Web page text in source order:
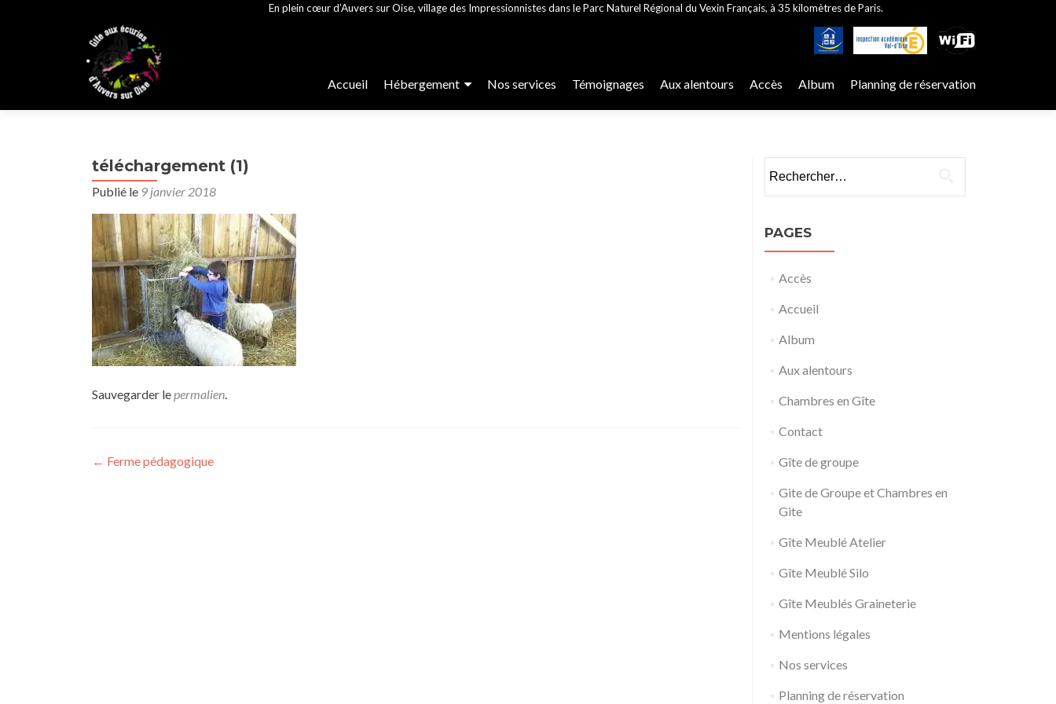
En plein cœur d’Auvers sur Oise, village des Impressionnistes dans le Parc Naturel Régional du Vexin Français, à 35 kilomètres de Paris.
au
Accueil Hébergement Nos services Témoignages Aux alentours Accès Album Planning de réservation
téléchargement (1)
Publié le 9 janvier 2018
Sauvegarder lepermalien.
Navigation
← Ferme pédagogique
PAGES
Accès
Accueil
Album
Aux alentours
Chambres en Gîte
Contact
Gîte de groupe
Gite de Groupe et Chambres en
Gite
Gîte Meublé Atelier
Gîte Meublé Silo
Gîte Meublés Graineterie
Mentions légales
Nos services
Planning de réservation